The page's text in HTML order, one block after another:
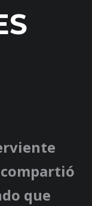
que